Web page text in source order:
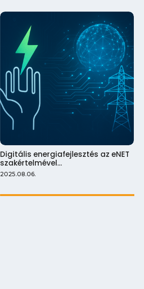
Digitális energiafejlesztés az eNET
szakértelmével…
2025.08.06.